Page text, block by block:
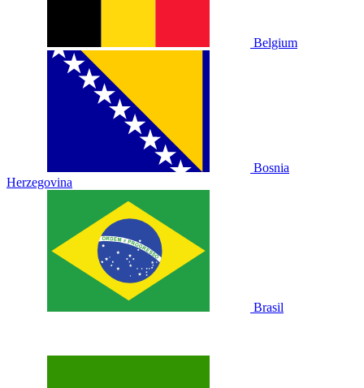
Belgium
Bosnia
Herzegovina
Brasil